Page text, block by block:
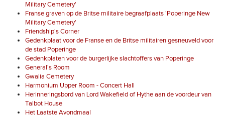
Military Cemetery'
Franse graven op de Britse militaire begraafplaats 'Poperinge New
Military Cemetery'
Friendship's Corner
Gedenkplaat voor de Franse en de Britse militairen gesneuveld voor
de stad Poperinge
Gedenkplaten voor de burgerlijke slachtoffers van Poperinge
General's Room
Gwalia Cemetery
Harmonium Upper Room - Concert Hall
Herinneringsbord van Lord Wakefield of Hythe aan de voordeur van
Talbot House
Het Laatste Avondmaal